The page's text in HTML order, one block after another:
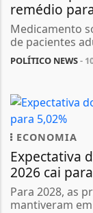
remédio
Medicamento
de pacientes
POLÍTICO NEWS-
ECONOMIA
Expectativa
2026 cai
Para 2028, as
mantiveram